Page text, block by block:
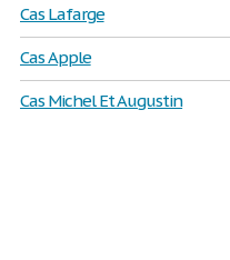
Cas Lafarge
Cas Apple
Cas Michel Et Augustin